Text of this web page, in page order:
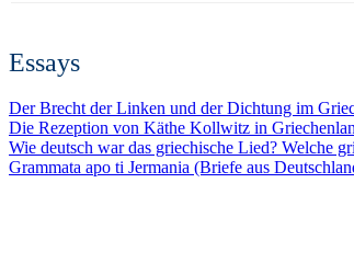
Essays
Der Brecht der Linken und der Dichtung im
Die Rezeption von Käthe Kollwitz in
Wie deutsch war das griechische Lied? Welche
Grammata apo ti Jermania (Briefe aus